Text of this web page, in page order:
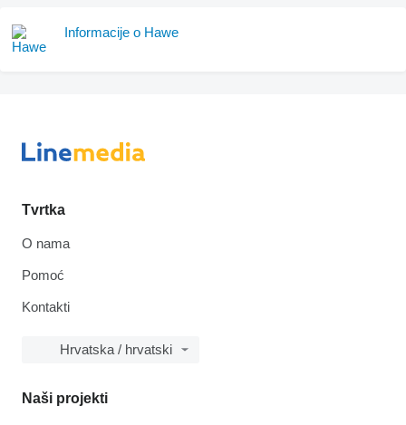
Informacije o Hawe
Tvrtka
O nama
Pomoć
Kontakti
Hrvatska / hrvatski
Naši projekti